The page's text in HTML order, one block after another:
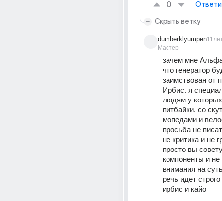
0
Скрыть ветку
dumberklyumpen
Мастер
зачем мне
что генератор
заимствован от
Ирбис. я
людям у
питбайки. со
мопедами и
просьба не
не критика и не
просто вы
компоненты и
внимания на
речь идет
ирбис и кайо